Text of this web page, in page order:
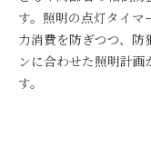
す。照明の点灯タイ
力消費を防ぎつつ、防
ンに合わせた照明計
す。